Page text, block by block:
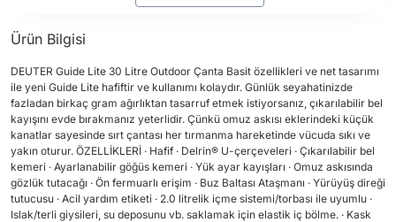
Ürün Bilgisi
DEUTER Guide Lite 30 Litre Outdoor Çanta Basit özellikleri ve net tasarımı
ile yeni Guide Lite hafiftir ve kullanımı kolaydır. Günlük seyahatinizde
fazladan birkaç gram ağırlıktan tasarruf etmek istiyorsanız, çıkarılabilir bel
kayışını evde bırakmanız yeterlidir. Çünkü omuz askısı eklerindeki küçük
kanatlar sayesinde sırt çantası her tırmanma hareketinde vücuda sıkı ve
yakın oturur. ÖZELLİKLERİ · Hafif · Delrin® U-çerçeveleri · Çıkarılabilir bel
kemeri · Ayarlanabilir göğüs kemeri · Yük ayar kayışları · Omuz askısında
gözlük tutacağı · Ön fermuarlı erişim · Buz Baltası Ataşmanı · Yürüyüş direği
tutucusu · Acil yardım etiketi · 2.0 litrelik içme sistemi/torbası ile uyumlu ·
Islak/terli giysileri, su deposunu vb. saklamak için elastik iç bölme. · Kask